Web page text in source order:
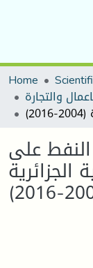
Home
النفط على
الجزائرية